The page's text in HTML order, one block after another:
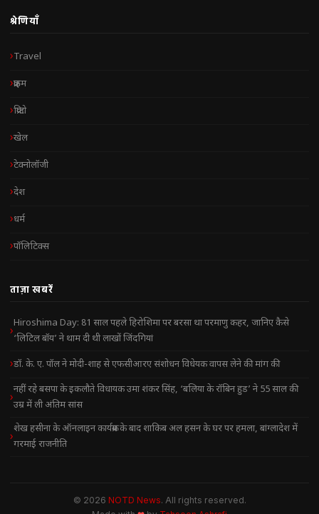
श्रेणियाँ
Travel
क्राइम
क्रिप्टो
खेल
टेक्नोलॉजी
देश
धर्म
पॉलिटिक्स
ताज़ा खबरें
Hiroshima Day: 81 साल पहले हिरोशिमा पर बरसा था परमाणु कहर, जानिए कैसे
‘लिटिल बॉय’ ने थाम दी थी लाखों जिंदगियां
डॉ. के. ए. पॉल ने मोदी-शाह से एफसीआरए संशोधन विधेयक वापस लेने की मांग की
नहीं रहे बसपा के इकलौते विधायक उमा शंकर सिंह, ‘बलिया के रॉबिन हुड’ ने 55 साल की
उम्र में ली अंतिम सांस
शेख हसीना के ऑनलाइन कार्यक्रम के बाद शाकिब अल हसन के घर पर हमला, बांग्लादेश में
गरमाई राजनीति
© 2026 NOTD News. All rights reserved.